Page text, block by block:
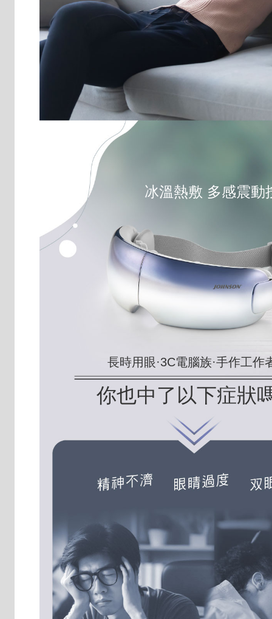
冰溫熱敷 多感震動
長時用眼·3C電腦族·手作工作
你也中了以下症狀